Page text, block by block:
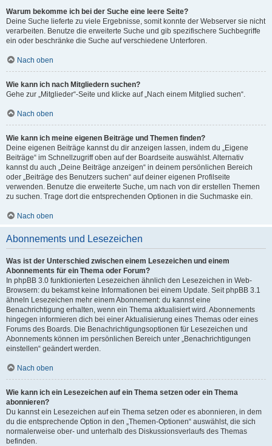
Warum bekomme ich bei der Suche eine leere Seite?
Deine Suche lieferte zu viele Ergebnisse, somit konnte der Webserver sie nicht
verarbeiten. Benutze die erweiterte Suche und gib spezifischere Suchbegriffe
ein oder beschränke die Suche auf verschiedene Unterforen.
Nach oben
Wie kann ich nach Mitgliedern suchen?
Gehe zur „Mitglieder“-Seite und klicke auf „Nach einem Mitglied suchen“.
Nach oben
Wie kann ich meine eigenen Beiträge und Themen finden?
Deine eigenen Beiträge kannst du dir anzeigen lassen, indem du „Eigene
Beiträge“ im Schnellzugriff oben auf der Boardseite auswählst. Alternativ
kannst du auch „Deine Beiträge anzeigen“ in deinem persönlichen Bereich
oder „Beiträge des Benutzers suchen“ auf deiner eigenen Profilseite
verwenden. Benutze die erweiterte Suche, um nach von dir erstellen Themen
zu suchen. Trage dort die entsprechenden Optionen in die Suchmaske ein.
Nach oben
Abonnements und Lesezeichen
Was ist der Unterschied zwischen einem Lesezeichen und einem
Abonnements für ein Thema oder Forum?
In phpBB 3.0 funktionierten Lesezeichen ähnlich den Lesezeichen in Web-
Browsern: du bekamst keine Informationen bei einem Update. Seit phpBB 3.1
ähneln Lesezeichen mehr einem Abonnement: du kannst eine
Benachrichtigung erhalten, wenn ein Thema aktualisiert wird. Abonnements
hingegen informieren dich bei einer Aktualisierung eines Themas oder eines
Forums des Boards. Die Benachrichtigungsoptionen für Lesezeichen und
Abonnements können im persönlichen Bereich unter „Benachrichtigungen
einstellen“ geändert werden.
Nach oben
Wie kann ich ein Lesezeichen auf ein Thema setzen oder ein Thema
abonnieren?
Du kannst ein Lesezeichen auf ein Thema setzen oder es abonnieren, in dem
du die entsprechende Option in den „Themen-Optionen“ auswählst, die sich
normalerweise ober- und unterhalb des Diskussionsverlaufs des Themas
befinden.